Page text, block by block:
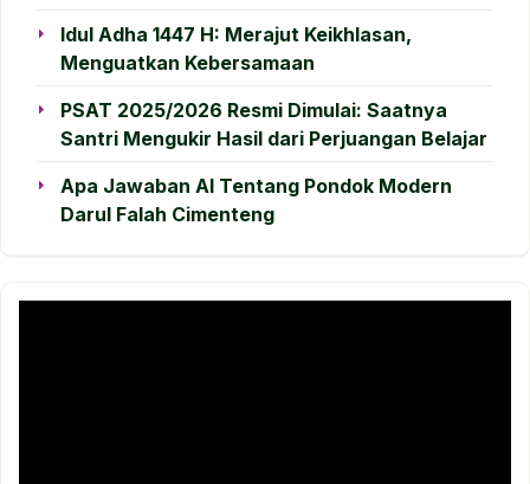
Idul Adha 1447 H: Merajut Keikhlasan,
Menguatkan Kebersamaan
PSAT 2025/2026 Resmi Dimulai: Saatnya
Santri Mengukir Hasil dari Perjuangan Belajar
Apa Jawaban AI Tentang Pondok Modern
Darul Falah Cimenteng